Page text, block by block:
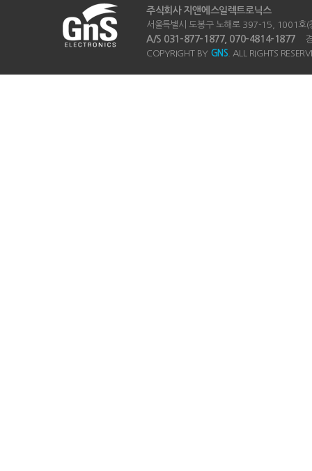
주식회사 지앤에스일렉트로닉스
서울특별시 도봉구 노해로 397-15,
A/S 031-877-1877, 070-4814-1877경
COPYRIGHT BY GNS . ALL RIGHTS